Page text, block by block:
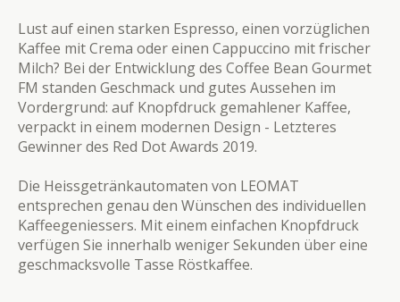
Lust auf einen starken Espresso, einen vorzüglichen
Kaffee mit Crema oder einen Cappuccino mit frischer
Milch? Bei der Entwicklung des Coffee Bean Gourmet
FM standen Geschmack und gutes Aussehen im
Vordergrund: auf Knopfdruck gemahlener Kaffee,
verpackt in einem modernen Design - Letzteres
Gewinner des Red Dot Awards 2019.
Die Heissgetränkautomaten von LEOMAT
entsprechen genau den Wünschen des individuellen
Kaffeegeniessers. Mit einem einfachen Knopfdruck
verfügen Sie innerhalb weniger Sekunden über eine
geschmacksvolle Tasse Röstkaffee.